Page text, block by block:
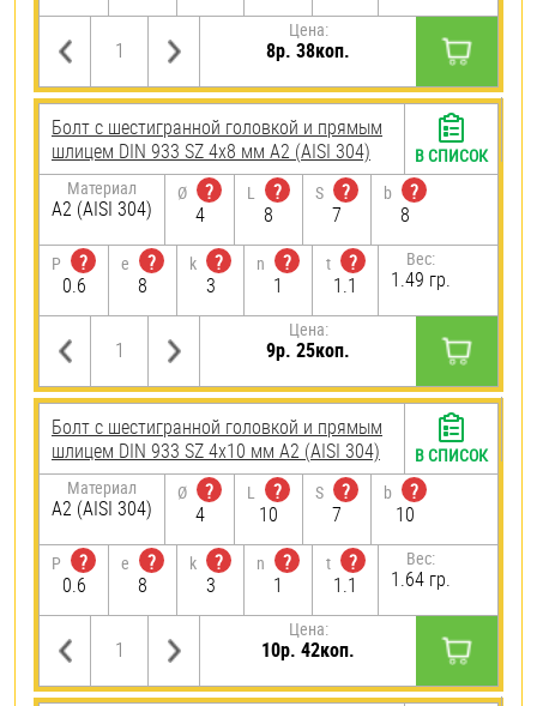
Цена:
8р. 38коп.
Болт с шестигранной головкой и прямым
шлицем DIN 933 SZ 4х8 мм А2 (AISI 304)
Материал
А2 (AISI 304)
Ø
?
4
L
?
8
S
?
7
b
?
8
P
?
0.6
e
?
8
k
?
3
n
?
1
t
?
1.1
Вес:
1.49 гр.
Цена:
9р. 25коп.
В СПИСОК
Болт с шестигранной головкой и прямым
шлицем DIN 933 SZ 4х10 мм А2 (AISI 304)
Материал
А2 (AISI 304)
Ø
?
4
L
?
10
S
?
7
b
?
10
P
?
0.6
e
?
8
k
?
3
n
?
1
t
?
1.1
Вес:
1.64 гр.
Цена:
10р. 42коп.
В СПИСОК